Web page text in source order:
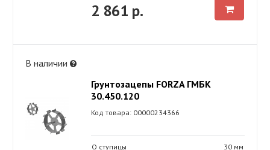
2 861 р.
В наличии
Грунтозацепы FORZA ГМБК
30.450.120
Код товара: 00000234366
O ступицы
30 мм